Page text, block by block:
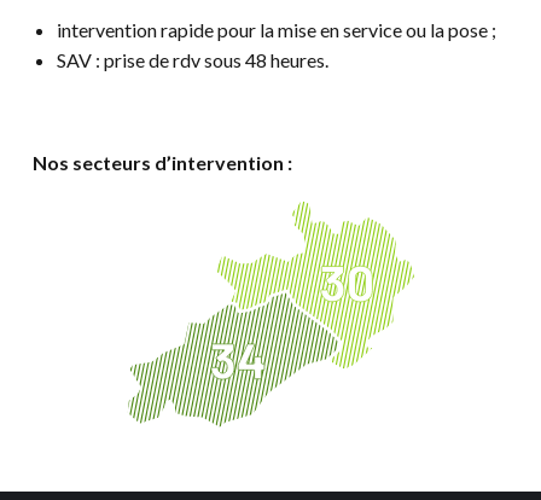
intervention rapide pour la mise en service ou la pose ;
SAV : prise de rdv sous 48 heures.
Nos secteurs d’intervention :